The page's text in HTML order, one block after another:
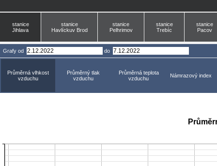
stanice
Jihlava
stanice
Havlíckuv Brod
stanice
Pelhrimov
stanice
Trebíc
stanice
Pacov
Grafy od do
Průměrná vlhkost
vzduchu
Průměrný tlak
vzduchu
Průměrná teplota
vzduchu
Námrazový index